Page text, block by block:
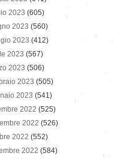
2023 (605)
2023 (560)
2023 (412)
2023 (567)
2023 (506)
2023 (505)
2023 (541)
2022 (525)
2022 (526)
2022 (552)
2022 (584)